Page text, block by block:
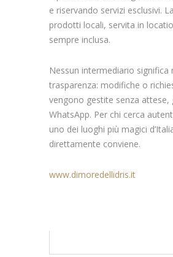
e riservando servizi esclusivi.
prodotti locali, servita in
sempre inclusa.
Nessun intermediario significa
trasparenza: modifiche o
vengono gestite senza attese,
WhatsApp. Per chi cerca
uno dei luoghi più magici
direttamente conviene.
www.dimoredellidris.it